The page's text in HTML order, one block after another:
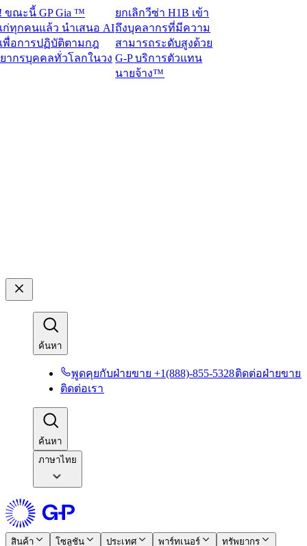
นี้ GP Gia ™
นแล้ว นำเสนอ AI
ารปฏิบัติตามกฎ
บุคคลทั่วโลกในวง
ยกเลิกวีซ่า H1B เข้า
ถึงบุคลากรที่มีความ
สามารถระดับสูงด้วย
G-P บริการตัวแทน
นายจ้าง™​​
ค้นหา​​
พูดคุยกับฝ่ายขาย +1(888)-855-5328​​ติดต่อฝ่ายขาย​​
ติดต่อเรา​​
ค้นหา​​
ภาษาไทย
สินค้า​​ โซลูชัน​​ ประเทศ​​ พาร์ทเนอร์​​
ทรัพยากร​​